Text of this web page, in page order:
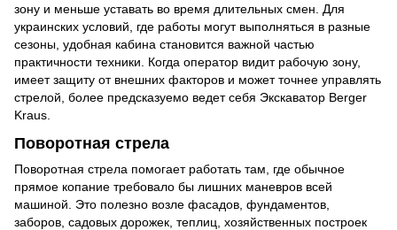
зону и меньше уставать во время длительных смен. Для
украинских условий, где работы могут выполняться в разные
сезоны, удобная кабина становится важной частью
практичности техники. Когда оператор видит рабочую зону,
имеет защиту от внешних факторов и может точнее управлять
стрелой, более предсказуемо ведет себя Экскаватор Berger
Kraus.
Поворотная стрела
Поворотная стрела помогает работать там, где обычное
прямое копание требовало бы лишних маневров всей
машиной. Это полезно возле фасадов, фундаментов,
заборов, садовых дорожек, теплиц, хозяйственных построек